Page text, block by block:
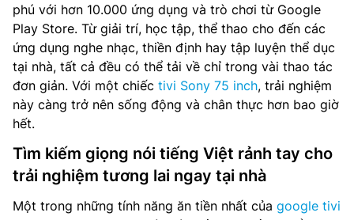
phú với hơn 10.000 ứng dụng và trò chơi từ Google
Play Store. Từ giải trí, học tập, thể thao cho đến các
ứng dụng nghe nhạc, thiền định hay tập luyện thể dục
tại nhà, tất cả đều có thể tải về chỉ trong vài thao tác
đơn giản. Với một chiếc tivi Sony 75 inch, trải nghiệm
này càng trở nên sống động và chân thực hơn bao giờ
hết.
Tìm kiếm giọng nói tiếng Việt rảnh tay cho
trải nghiệm tương lai ngay tại nhà
Một trong những tính năng ăn tiền nhất của google tivi